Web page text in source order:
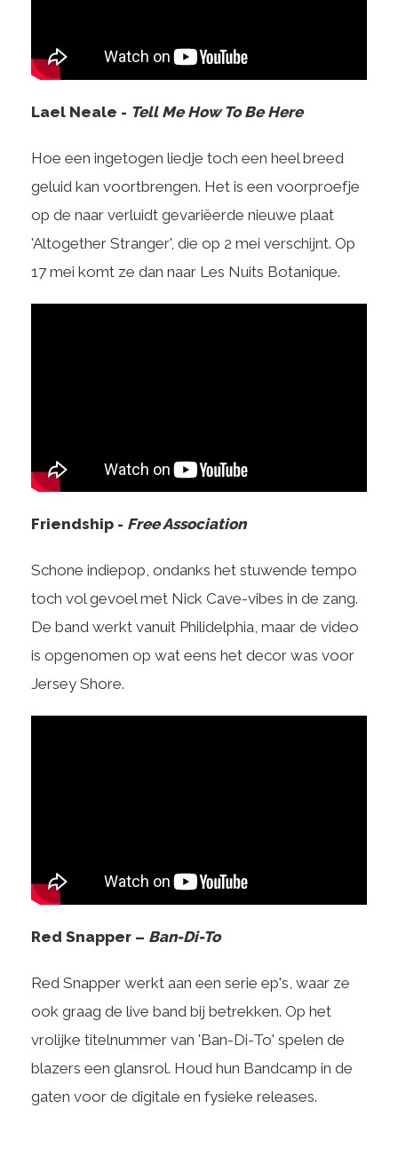
Lael Neale - Tell Me How To Be Here
Hoe een ingetogen liedje toch een heel breed
geluid kan voortbrengen. Het is een voorproefje
op de naar verluidt gevariëerde nieuwe plaat
'Altogether Stranger', die op 2 mei verschijnt. Op
17 mei komt ze dan naar Les Nuits Botanique.
Friendship - Free Association
Schone indiepop, ondanks het stuwende tempo
toch vol gevoel met Nick Cave-vibes in de zang.
De band werkt vanuit Philidelphia, maar de video
is opgenomen op wat eens het decor was voor
Jersey Shore.
Red Snapper – Ban-Di-To
Red Snapper werkt aan een serie ep's, waar ze
ook graag de live band bij betrekken. Op het
vrolijke titelnummer van 'Ban-Di-To' spelen de
blazers een glansrol. Houd hun Bandcamp in de
gaten voor de digitale en fysieke releases.